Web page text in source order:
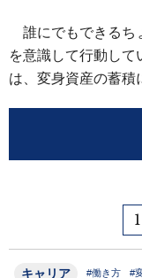
誰にでもできるち
を意識して行動し
は、変身資産の蓄積
1
キャリア #働き方 #